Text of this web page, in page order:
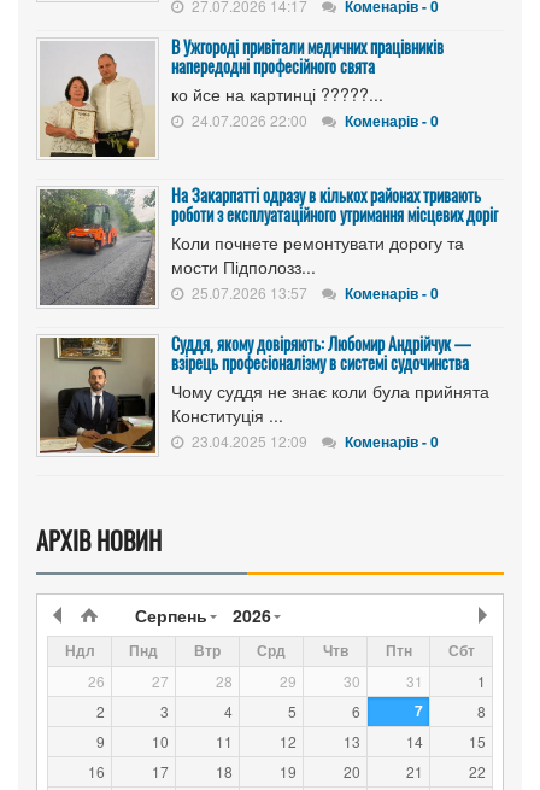
27.07.2026 14:17 Коменарів - 0
В Ужгороді привітали медичних працівників
напередодні професійного свята
ко йсе на картинці ?????...
24.07.2026 22:00 Коменарів - 0
На Закарпатті одразу в кількох районах тривають
роботи з експлуатаційного утримання місцевих доріг
Коли почнете ремонтувати дорогу та
мости Підполозз...
25.07.2026 13:57 Коменарів - 0
Суддя, якому довіряють: Любомир Андрійчук —
взірець професіоналізму в системі судочинства
Чому суддя не знає коли була прийнята
Конституція ...
23.04.2025 12:09 Коменарів - 0
АРХІВ НОВИН
Серпень 2026
Ндл Пнд Втр Срд Чтв Птн Сбт
26 27 28 29 30 31
1
2
3 4 5 6 7
8
9
10 11 12 13 14
15
16
17 18 19 20 21
22